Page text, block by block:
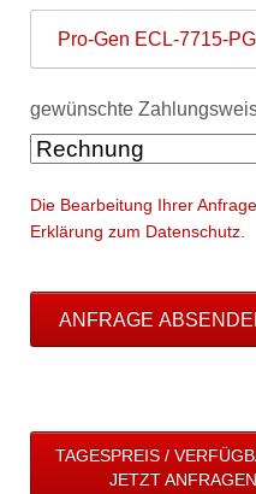
Pflichtfeld
gewünschte
Die Bearbeitung Ihrer
Erklärung zum Datenschutz.
ANFRAGE
TAGESPREIS /
JETZT